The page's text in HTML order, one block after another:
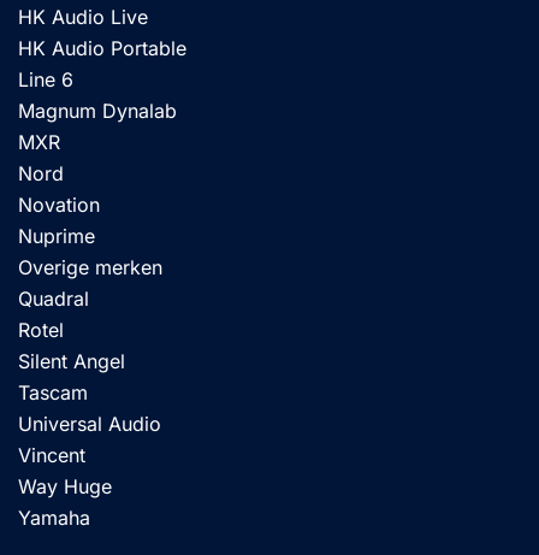
HK Audio Live
HK Audio Portable
Line 6
Magnum Dynalab
MXR
Nord
Novation
Nuprime
Overige merken
Quadral
Rotel
Silent Angel
Tascam
Universal Audio
Vincent
Way Huge
Yamaha